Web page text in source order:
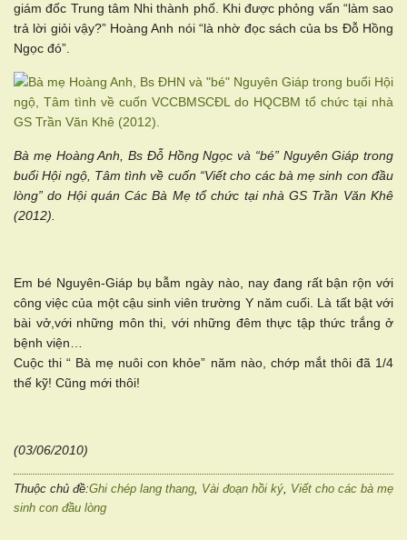
giám đốc Trung tâm Nhi thành phố. Khi được phỏng vấn “làm sao
trả lời giỏi vậy?” Hoàng Anh nói “là nhờ đọc sách của bs Đỗ Hồng
Ngọc đó”.
Bà mẹ Hoàng Anh, Bs Đỗ Hồng Ngọc và “bé” Nguyên Giáp trong
buổi Hội ngộ, Tâm tình về cuốn “Viết cho các bà mẹ sinh con đầu
lòng” do Hội quán Các Bà Mẹ tổ chức tại nhà GS Trần Văn Khê
(2012).
Em bé Nguyên-Giáp bụ bẫm ngày nào, nay đang rất bận rộn với
công việc của một cậu sinh viên trường Y năm cuối. Là tất bật với
bài vở,với những môn thi, với những đêm thực tập thức trắng ở
bệnh viện…
Cuộc thi “ Bà mẹ nuôi con khỏe” năm nào, chớp mắt thôi đã 1/4
thế kỹ! Cũng mới thôi!
(03/06/2010)
Thuộc chủ đề:Ghi chép lang thang, Vài đoạn hồi ký, Viết cho các bà mẹ
sinh con đầu lòng